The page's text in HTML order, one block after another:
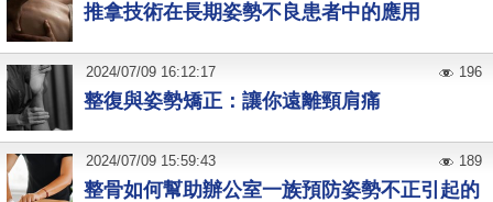
推拿技術在長期姿勢不良患者中的應用
整復與姿勢矯正：讓你遠離頸肩痛
2024/07/09 16:12:17 196
整骨如何幫助辦公室一族預防姿勢不正引起的
2024/07/09 15:59:43 189